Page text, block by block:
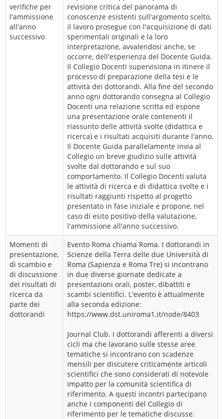
verifiche per
l'ammissione
all'anno
successivo
revisione critica del panorama di
conoscenze esistenti sull'argomento scelto,
il lavoro prosegue con l'acquisizione di dati
sperimentali originali e la loro
interpretazione, avvalendosi anche, se
occorre, dell'esperienza del Docente Guida.
Il Collegio Docenti supervisiona in itinere il
processo di preparazione della tesi e le
attività dei dottorandi. Alla fine del secondo
anno ogni dottorando consegna al Collegio
Docenti una relazione scritta ed espone
una presentazione orale contenenti il
riassunto delle attività svolte (didattica e
ricerca) e i risultati acquisiti durante l'anno.
Il Docente Guida parallelamente invia al
Collegio un breve giudizio sulle attività
svolte dal dottorando e sul suo
comportamento. Il Collegio Docenti valuta
le attività di ricerca e di didattica svolte e i
risultati raggiunti rispetto al progetto
presentato in fase iniziale e propone, nel
caso di esito positivo della valutazione,
l'ammissione all'anno successivo.
Momenti di
presentazione,
di scambio e
di discussione
dei risultati di
ricerca da
parte dei
dottorandi
Evento Roma chiama Roma. I dottorandi in
Scienze della Terra delle due Università di
Roma (Sapienza e Roma Tre) si incontrano
in due diverse giornate dedicate a
presentazioni orali, poster, dibattiti e
scambi scientifici. L'evento è attualmente
alla seconda edizione:
https://www.dst.uniroma1.it/node/8403
Journal Club. I dottorandi afferenti a diversi
cicli ma che lavorano sulle stesse aree
tematiche si incontrano con scadenze
mensili per discutere criticamente articoli
scientifici che sono considerati di notevole
impatto per la comunità scientifica di
riferimento. A questi incontri partecipano
anche i componenti del Collegio di
riferimento per le tematiche discusse.